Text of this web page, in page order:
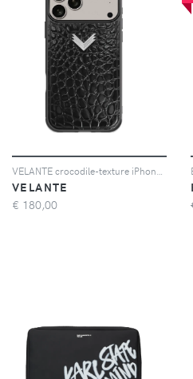
VELANTE
€ 180,00